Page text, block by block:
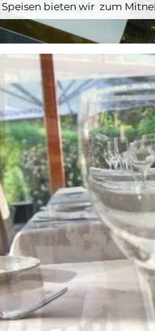
Speisen bieten wir zum